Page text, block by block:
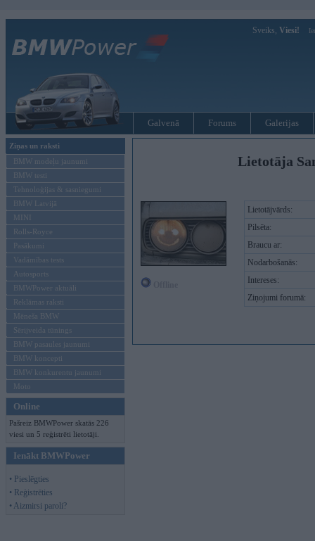
Sveiks, Viesi!
Galvenā Forums Galerijas
Ziņas un raksti
BMW modeļu jaunumi
BMW testi
Tehnoloģijas & sasniegumi
BMW Latvijā
MINI
Rolls-Royce
Pasākumi
Vadāmības tests
Autosports
BMWPower aktuāli
Reklāmas raksti
Mēneša BMW
Sērijveida tūnings
BMW pasaules jaunumi
BMW koncepti
BMW konkurentu jaunumi
Moto
Online
Pašreiz BMWPower skatās 226
viesi un 5 reģistrēti lietotāji.
Ienākt BMWPower
• Pieslēgties
• Reģistrēties
• Aizmirsi paroli?
Lietotāja
Lietotājvārds:
Pilsēta:
Braucu ar:
Nodarbošanās:
Intereses:
Ziņojumi forumā: